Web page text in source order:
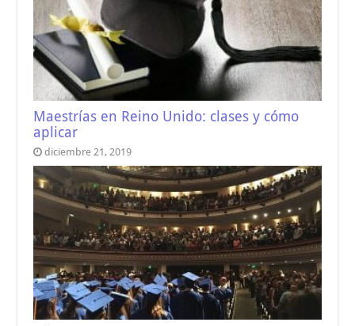
Maestrías en Reino Unido: clases y cómo
aplicar
diciembre 21, 2019